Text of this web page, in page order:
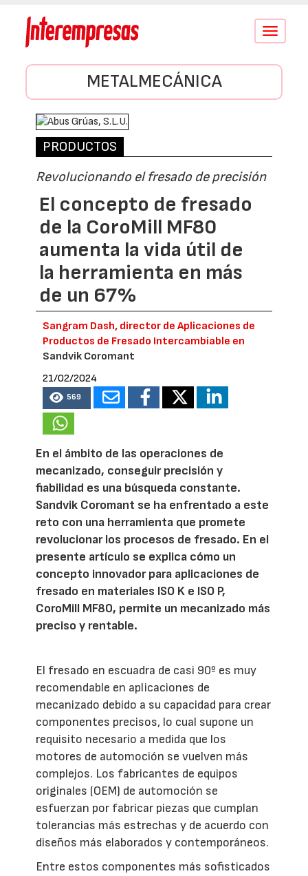
Conmutar
METALMECÁNICA
PRODUCTOS
Revolucionando el fresado de precisión
El concepto de fresado
de la CoroMill MF80
aumenta la vida útil de
la herramienta en más
de un 67%
Sangram Dash, director de Aplicaciones de
Productos de Fresado Intercambiable en
Sandvik Coromant
21/02/2024
569
En el ámbito de las operaciones de
mecanizado, conseguir precisión y
fiabilidad es una búsqueda constante.
Sandvik Coromant se ha enfrentado a este
reto con una herramienta que promete
revolucionar los procesos de fresado. En el
presente artículo se explica cómo un
concepto innovador para aplicaciones de
fresado en materiales ISO K e ISO P,
CoroMill MF80, permite un mecanizado más
preciso y rentable.
El fresado en escuadra de casi 90º es muy
recomendable en aplicaciones de
mecanizado debido a su capacidad para crear
componentes precisos, lo cual supone un
requisito necesario a medida que los
motores de automoción se vuelven más
complejos. Los fabricantes de equipos
originales (OEM) de automoción se
esfuerzan por fabricar piezas que cumplan
tolerancias más estrechas y de acuerdo con
diseños más elaborados y contemporáneos.
Entre estos componentes más sofisticados